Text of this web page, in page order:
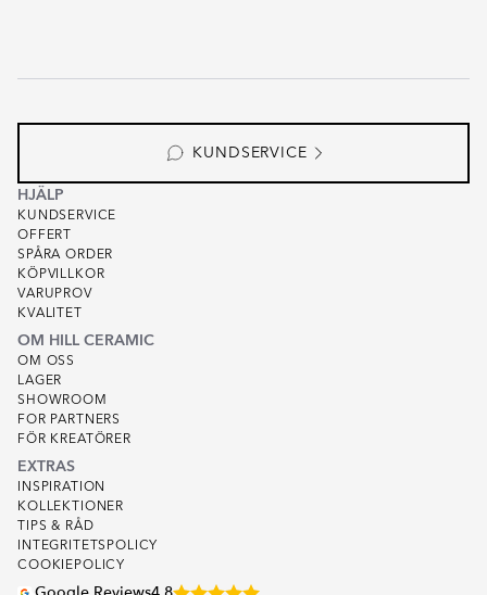
KUNDSERVICE
HJÄLP
KUNDSERVICE
OFFERT
SPÅRA ORDER
KÖPVILLKOR
VARUPROV
KVALITET
OM HILL CERAMIC
OM OSS
LAGER
SHOWROOM
FOR PARTNERS
FÖR KREATÖRER
EXTRAS
INSPIRATION
KOLLEKTIONER
TIPS & RÅD
INTEGRITETSPOLICY
COOKIEPOLICY